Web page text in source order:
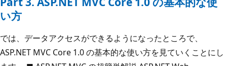
い方
では、データアクセスができるようになったところで、
ASP.NET MVC Core 1.0 の基本的な使い方を見ていくことにし